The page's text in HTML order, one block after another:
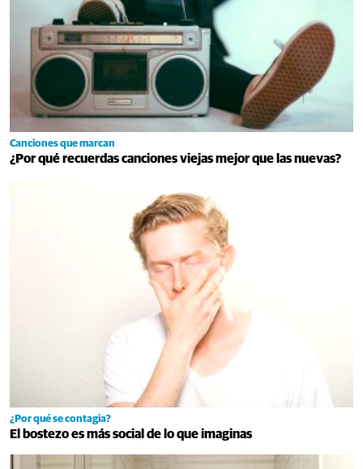
Canciones que marcan
¿Por qué recuerdas canciones viejas mejor que las nuevas?
¿Por qué se contagia?
El bostezo es más social de lo que imaginas